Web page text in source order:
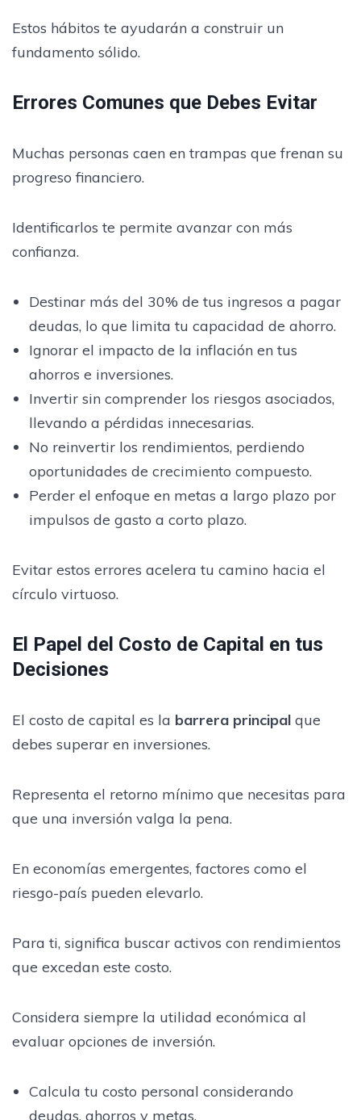
Estos hábitos te ayudarán a construir un
fundamento sólido.
Errores Comunes que Debes Evitar
Muchas personas caen en trampas que frenan su
progreso financiero.
Identificarlos te permite avanzar con más
confianza.
Destinar más del 30% de tus ingresos a pagar
deudas, lo que limita tu capacidad de ahorro.
Ignorar el impacto de la inflación en tus
ahorros e inversiones.
Invertir sin comprender los riesgos asociados,
llevando a pérdidas innecesarias.
No reinvertir los rendimientos, perdiendo
oportunidades de crecimiento compuesto.
Perder el enfoque en metas a largo plazo por
impulsos de gasto a corto plazo.
Evitar estos errores acelera tu camino hacia el
círculo virtuoso.
El Papel del Costo de Capital en tus
Decisiones
El costo de capital es la barrera principal que
debes superar en inversiones.
Representa el retorno mínimo que necesitas para
que una inversión valga la pena.
En economías emergentes, factores como el
riesgo-país pueden elevarlo.
Para ti, significa buscar activos con rendimientos
que excedan este costo.
Considera siempre la utilidad económica al
evaluar opciones de inversión.
Calcula tu costo personal considerando
deudas, ahorros y metas.